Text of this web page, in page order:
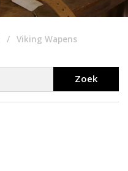
Viking Wapens
Zoek